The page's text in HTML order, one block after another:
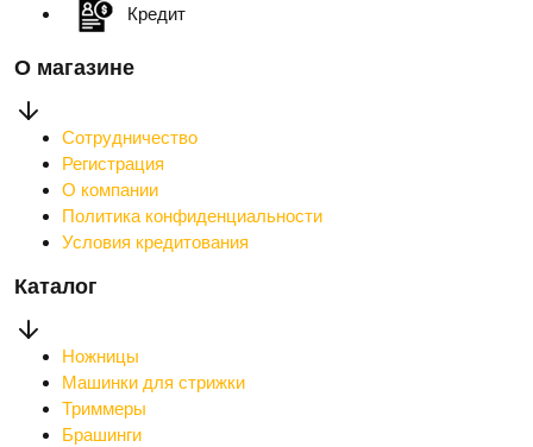
Кредит
О магазине
Сотрудничество
Регистрация
О компании
Политика конфиденциальности
Условия кредитования
Каталог
Ножницы
Машинки для стрижки
Триммеры
Брашинги